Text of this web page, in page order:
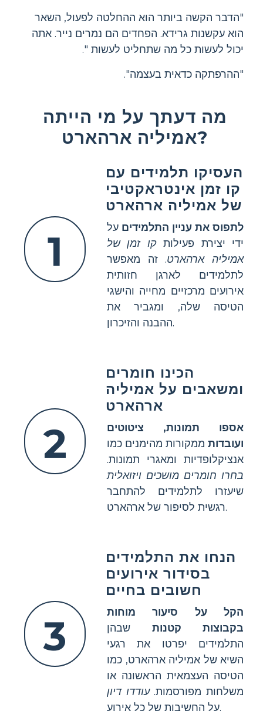
"הדבר הקשה ביותר הוא ההחלטה לפעול, השאר
הוא עקשנות גרידא. הפחדים הם נמרים נייר. אתה
יכול לעשות כל מה שתחליט לעשות ".
"ההרפתקה כדאית בעצמה".
מה דעתך על מי הייתה
אמיליה ארהארט?
1
העסיקו תלמידים עם
קו זמן אינטראקטיבי
של אמיליה ארהארט
לתפוס את עניין התלמידים על
ידי יצירת פעילותקו זמן של
אמיליה ארהארט. זה מאפשר
לתלמידים לארגן חזותית
אירועים מרכזיים מחייה והישגי
הטיסה שלה, ומגביר את
ההבנה והזיכרון.
2
הכינו חומרים
ומשאבים על אמיליה
ארהארט
אספו תמונות, ציטוטים
ועובדות ממקורות מהימנים כמו
אנציקלופדיות ומאגרי תמונות.
בחרו חומרים מושכים ויזואלית
שיעזרו לתלמידים להתחבר
רגשית לסיפור של ארהארט.
3
הנחו את התלמידים
בסידור אירועים
חשובים בחיים
הקל על סיעור מוחות
בקבוצות קטנות שבהן
התלמידים יפרטו את רגעי
השיא של אמיליה ארהארט, כמו
הטיסה העצמאית הראשונה או
משלחות מפורסמות.עודדו דיון
על החשיבות של כל אירוע.